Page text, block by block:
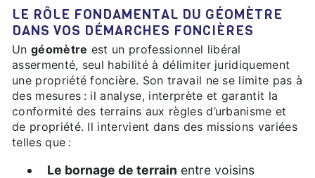
LE RÔLE FONDAMENTAL DU GÉOMÈTRE
DANS VOS DÉMARCHES FONCIÈRES
Un géomètre est un professionnel libéral
assermenté, seul habilité à délimiter juridiquement
une propriété foncière. Son travail ne se limite pas à
des mesures : il analyse, interprète et garantit la
conformité des terrains aux règles d’urbanisme et
de propriété. Il intervient dans des missions variées
telles que :
Le bornage de terrain entre voisins